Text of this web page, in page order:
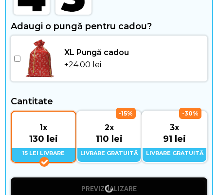
R
e
c
e
n
z
i
i
Adaugi o pungă pentru cadou?
XL Pungă cadou
+24.00 lei
Cantitate
1x
130 lei
15 LEI LIVRARE
2x
110 lei
-15%
LIVRARE GRATUITĂ
3x
91 lei
-30%
LIVRARE GRATUITĂ
PREVIZUALIZARE